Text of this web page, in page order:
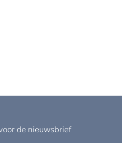
de nieuwsbrief